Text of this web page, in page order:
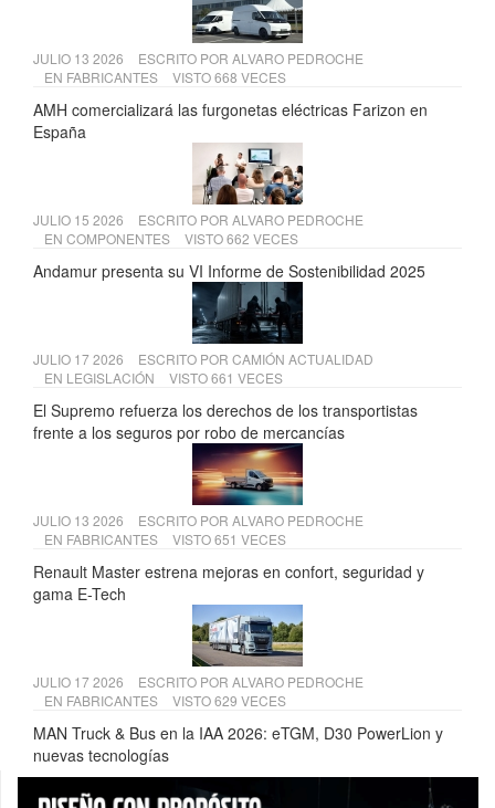
JULIO 13 2026 ESCRITO POR ALVARO PEDROCHE
EN FABRICANTES VISTO 668 VECES
AMH comercializará las furgonetas eléctricas Farizon en
España
JULIO 15 2026 ESCRITO POR ALVARO PEDROCHE
EN COMPONENTES VISTO 662 VECES
Andamur presenta su VI Informe de Sostenibilidad 2025
JULIO 17 2026 ESCRITO POR CAMIÓN ACTUALIDAD
EN LEGISLACIÓN VISTO 661 VECES
El Supremo refuerza los derechos de los transportistas
frente a los seguros por robo de mercancías
JULIO 13 2026 ESCRITO POR ALVARO PEDROCHE
EN FABRICANTES VISTO 651 VECES
Renault Master estrena mejoras en confort, seguridad y
gama E-Tech
JULIO 17 2026 ESCRITO POR ALVARO PEDROCHE
EN FABRICANTES VISTO 629 VECES
MAN Truck & Bus en la IAA 2026: eTGM, D30 PowerLion y
nuevas tecnologías